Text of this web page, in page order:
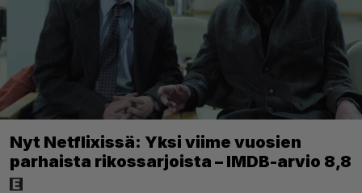
Nyt Netflixissä: Yksi viime vuosien
parhaista rikossarjoista – IMDB-arvio 8,8